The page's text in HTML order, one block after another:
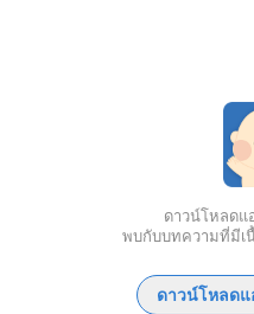
ดาวน์โหลดแ
พบกับบทความที่มีเ
ดาวน์โหลด